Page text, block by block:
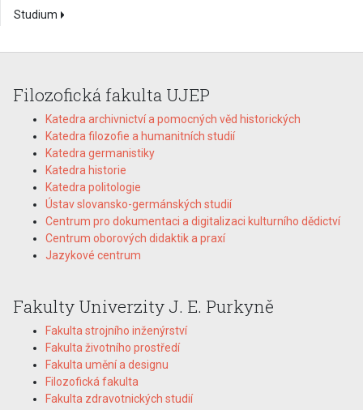
Studium
Filozofická fakulta UJEP
Katedra archivnictví a pomocných věd historických
Katedra filozofie a humanitních studií
Katedra germanistiky
Katedra historie
Katedra politologie
Ústav slovansko-germánských studií
Centrum pro dokumentaci a digitalizaci kulturního dědictví
Centrum oborových didaktik a praxí
Jazykové centrum
Fakulty Univerzity J. E. Purkyně
Fakulta strojního inženýrství
Fakulta životního prostředí
Fakulta umění a designu
Filozofická fakulta
Fakulta zdravotnických studií